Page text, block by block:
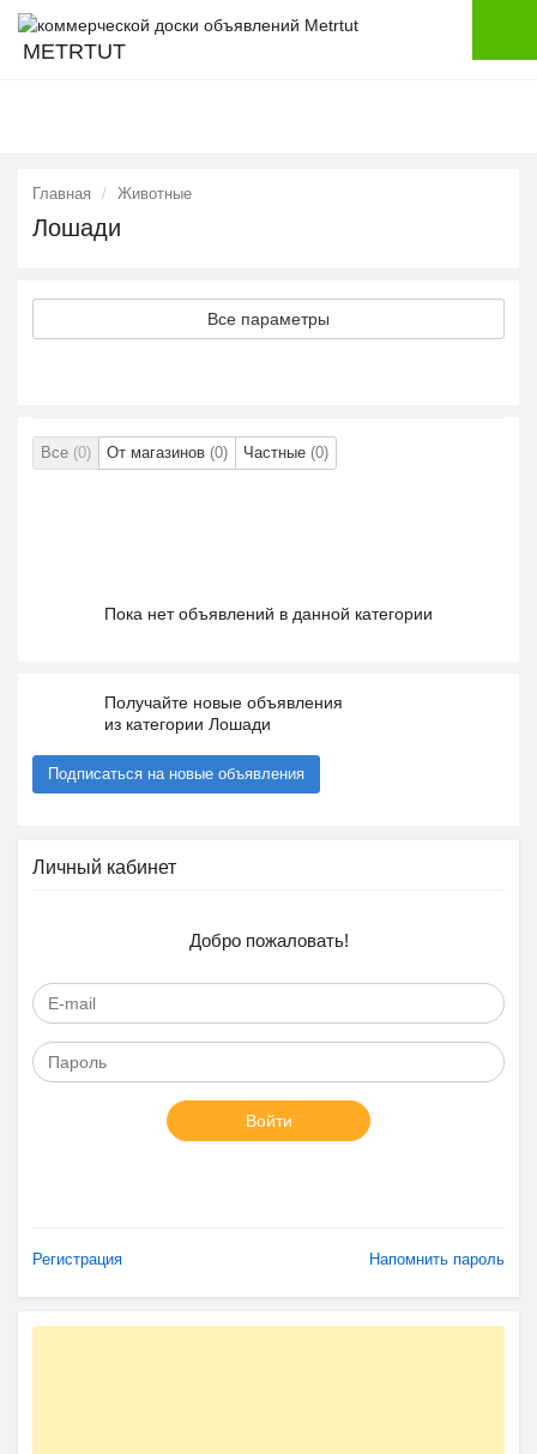
METRTUT
Главная Животные
Лошади
Все параметры
Все (0) От магазинов (0) Частные (0)
Пока нет объявлений в данной категории
Получайте новые объявления
из категории Лошади
Подписаться на новые объявления
Личный кабинет
Добро пожаловать!
Войти
Регистрация Напомнить пароль